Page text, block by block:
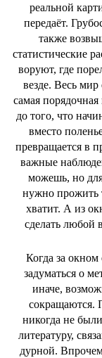
реальной
передаёт.
также
статистические
воруют, где
везде. Весь мир
самая
до того, что
вместо
превращается в
важные
можешь, но
нужно прожить
хватит. А из
сделать любой
Когда за окном
задуматься о
иначе,
сокращаются.
никогда не
литературу,
дурной.